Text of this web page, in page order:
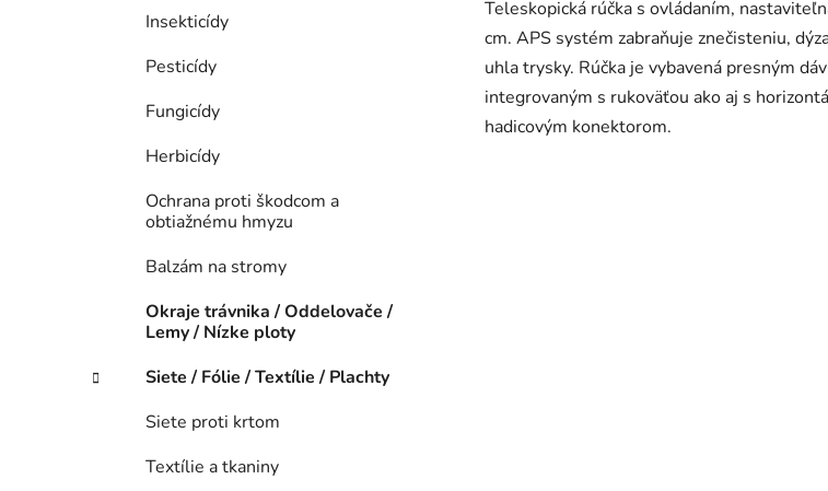
Insekticídy
Pesticídy
Fungicídy
Herbicídy
Ochrana proti škodcom a
obtiažnému hmyzu
Balzám na stromy
Okraje trávnika / Oddelovače /
Lemy / Nízke ploty
Siete / Fólie / Textílie / Plachty
Siete proti krtom
Textílie a tkaniny
Teleskopická rúčka s ovládaním,
cm. APS systém zabraňuje znečisteniu,
uhla trysky. Rúčka je vybavená presným
integrovaným s rukoväťou ako aj s
hadicovým konektorom.